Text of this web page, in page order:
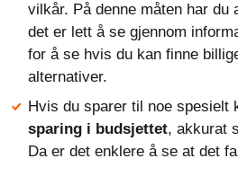
vilkår. På denne måten har du
det er lett å se gjennom
for å se hvis du kan finne
alternativer.
Hvis du sparer til noe spesielt
sparing i budsjettet, akkurat
Da er det enklere å se at det